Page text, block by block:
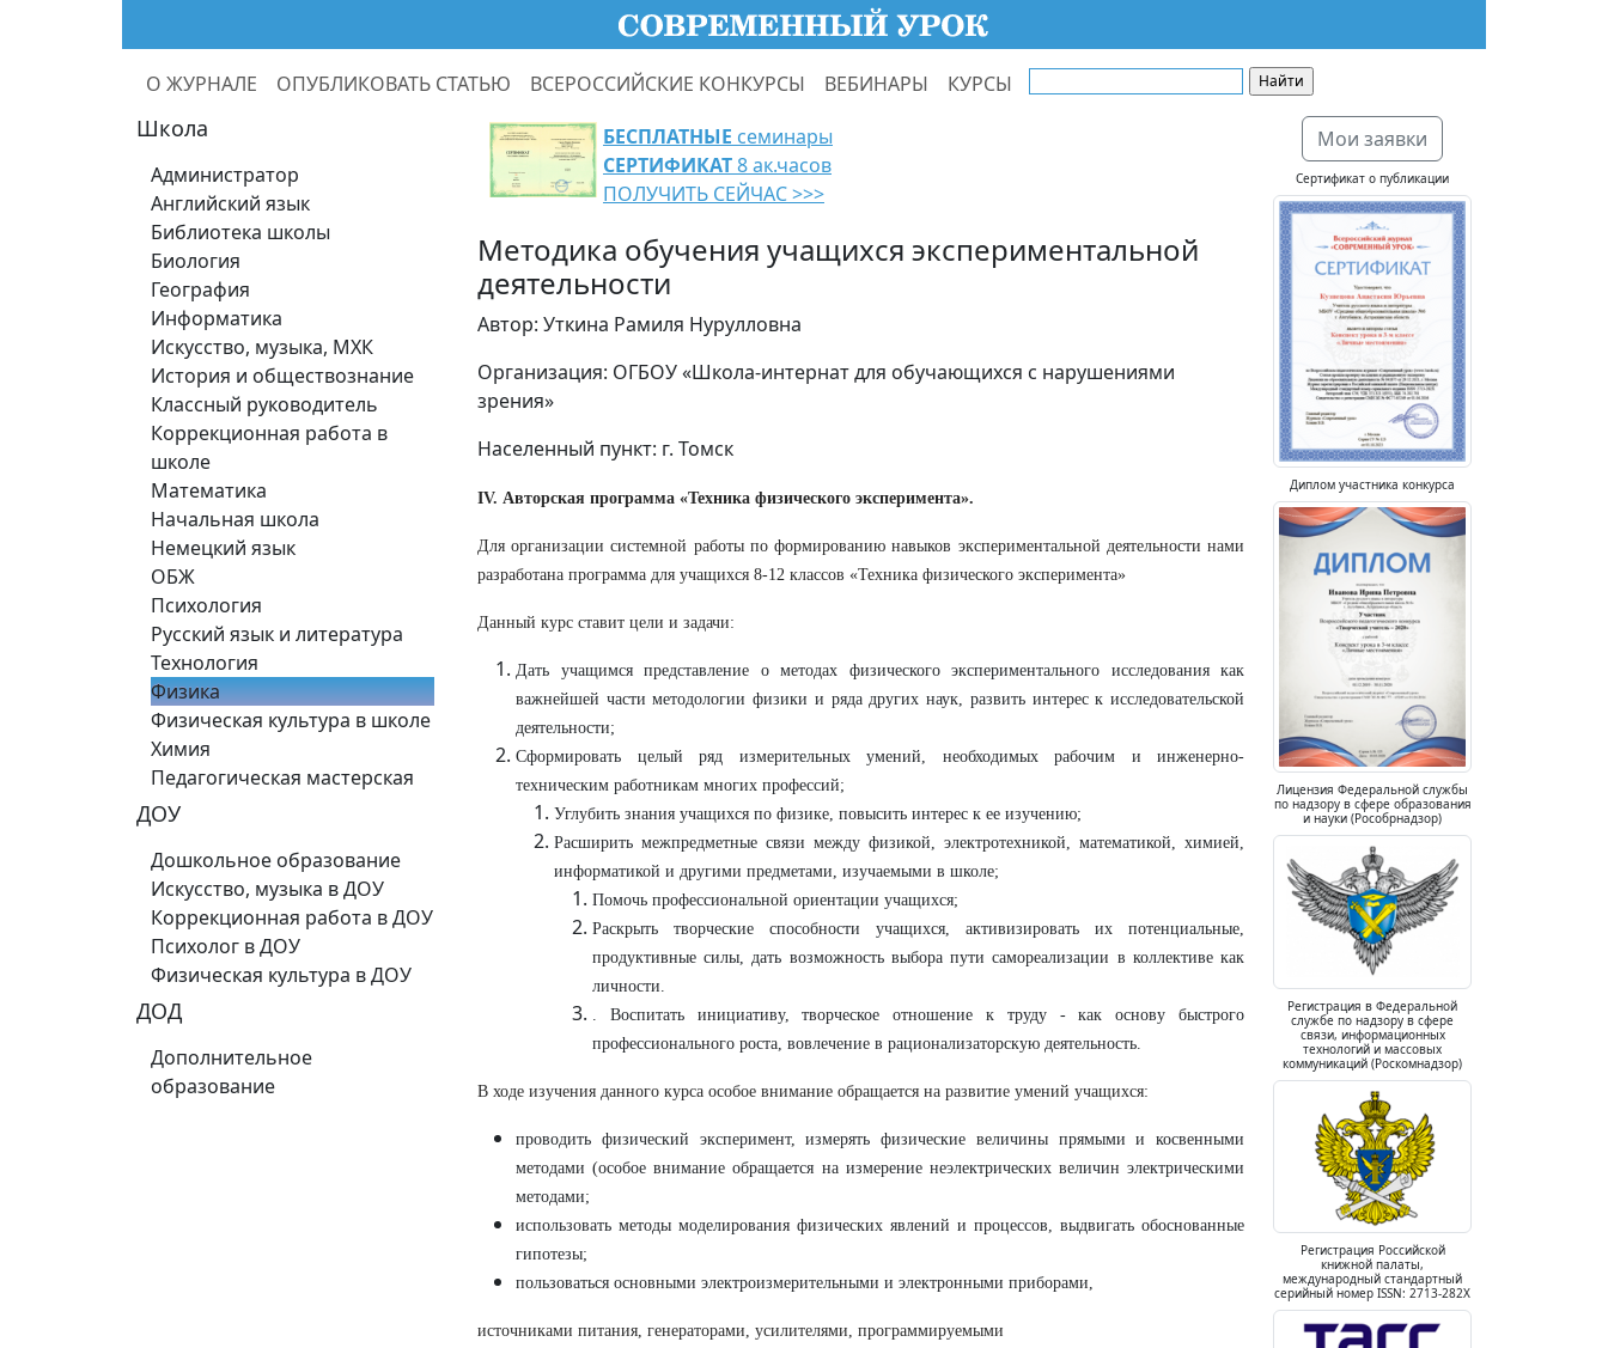
О ЖУРНАЛЕ ОПУБЛИКОВАТЬ СТАТЬЮ ВСЕРОССИЙСКИЕ КОНКУРСЫ ВЕБИНАРЫ КУРСЫ
Школа
Администратор
Английский язык
Библиотека школы
Биология
География
Информатика
Искусство, музыка, МХК
История и обществознание
Классный руководитель
Коррекционная работа в
школе
Математика
Начальная школа
Немецкий язык
ОБЖ
Психология
Русский язык и литература
Технология
Физика
Физическая культура в школе
Химия
Педагогическая мастерская
ДОУ
Дошкольное образование
Искусство, музыка в ДОУ
Коррекционная работа в ДОУ
Психолог в ДОУ
Физическая культура в ДОУ
ДОД
Дополнительное
образование
БЕСПЛАТНЫЕ семинары
СЕРТИФИКАТ8 ак.часов
ПОЛУЧИТЬ СЕЙЧАС >>>
Методика обучения учащихся экспериментальной
деятельности
Автор: Уткина Рамиля Нурулловна
Организация: ОГБОУ «Школа-интернат для обучающихся с нарушениями
зрения»
Населенный пункт: г. Томск
IV. Авторская программа «Техника физического эксперимента».
Для организации системной работы по формированию навыков экспериментальной деятельности нами
разработана программа для учащихся 8-12 классов «Техника физического эксперимента»
Данный курс ставит цели и задачи:
Дать учащимся представление о методах физического экспериментального исследования как
важнейшей части методологии физики и ряда других наук, развить интерес к исследовательской
деятельности;
Сформировать целый ряд измерительных умений, необходимых рабочим и инженерно-
техническим работникам многих профессий;
Углубить знания учащихся по физике, повысить интерес к ее изучению;
Расширить межпредметные связи между физикой, электротехникой, математикой, химией,
информатикой и другими предметами, изучаемыми в школе;
Помочь профессиональной ориентации учащихся;
Раскрыть творческие способности учащихся, активизировать их потенциальные,
продуктивные силы, дать возможность выбора пути самореализации в коллективе как
личности.
. Воспитать инициативу, творческое отношение к труду - как основу быстрого
профессионального роста, вовлечение в рационализаторскую деятельность.
В ходе изучения данного курса особое внимание обращается на развитие умений учащихся:
проводить физический эксперимент, измерять физические величины прямыми и косвенными
методами (особое внимание обращается на измерение неэлектрических величин электрическими
методами;
использовать методы моделирования физических явлений и процессов, выдвигать обоснованные
гипотезы;
пользоваться основными электроизмерительными и электронными приборами,
источниками питания, генераторами, усилителями, программируемыми
Мои заявки
Сертификат о публикации
Диплом участника конкурса
Лицензия Федеральной службы
по надзору в сфере образования
и науки (Рособрнадзор)
Регистрация в Федеральной
службе по надзору в сфере
связи, информационных
технологий и массовых
коммуникаций (Роскомнадзор)
Регистрация Российской
книжной палаты,
международный стандартный
серийный номер ISSN: 2713-282X